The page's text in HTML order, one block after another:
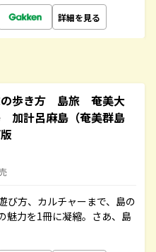
詳細を見る
歩き方 島旅 奄美大
計呂麻島（奄美群島
方、カルチャーまで、島の
魅力を1冊に凝縮。さあ、島